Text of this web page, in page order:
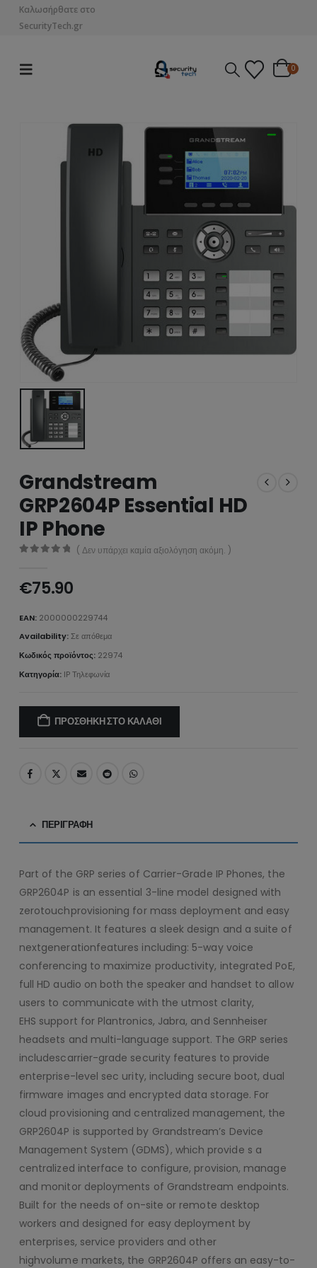
Καλωσήρθατε στο
SecurityTech.gr
0
Grandstream
GRP2604P Essential HD
IP Phone
( Δεν υπάρχει καμία αξιολόγηση ακόμη. )
€75.90
EAN: 2000000229744
Availability:Σε απόθεμα
Κωδικός προϊόντος: 22974
Κατηγορία: IP Τηλεφωνία
ΠΡΟΣΘΉΚΗ ΣΤΟ ΚΑΛΆΘΙ
ΠΕΡΙΓΡΑΦΉ
Part of the GRP series of Carrier-Grade IP Phones, the
GRP2604P is an essential 3-line model designed with
zerotouchprovisioning for mass deployment and easy
management. It features a sleek design and a suite of
nextgenerationfeatures including: 5-way voice
conferencing to maximize productivity, integrated PoE,
full HD audio on both the speaker and handset to allow
users to communicate with the utmost clarity,
EHS support for Plantronics, Jabra, and Sennheiser
headsets and multi-language support. The GRP series
includescarrier-grade security features to provide
enterprise-level sec urity, including secure boot, dual
firmware images and encrypted data storage. For
cloud provisioning and centralized management, the
GRP2604P is supported by Grandstream’s Device
Management System (GDMS), which provide s a
centralized interface to configure, provision, manage
and monitor deployments of Grandstream endpoints.
Built for the needs of on-site or remote desktop
workers and designed for easy deployment by
enterprises, service providers and other
highvolume markets, the GRP2604P offers an easy-to-